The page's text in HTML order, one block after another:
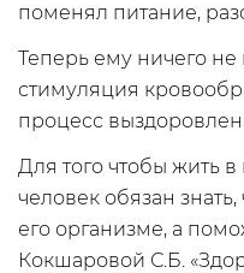
поменял питание,
Теперь ему ничего не
стимуляция
процесс
Для того чтобы жить
человек обязан
его организме, а
Кокшаровой С.Б.